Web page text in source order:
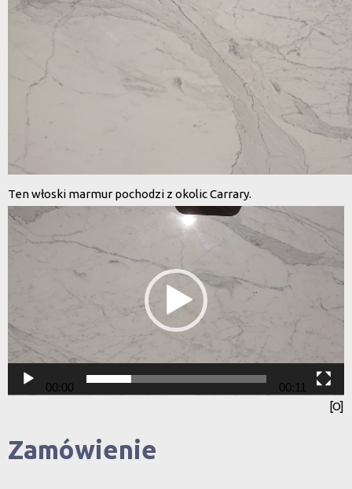
Ten włoski marmur pochodzi z okolic Carrary.
Odtwarzacz
video
00:00
00:11
[O]
Zamówienie